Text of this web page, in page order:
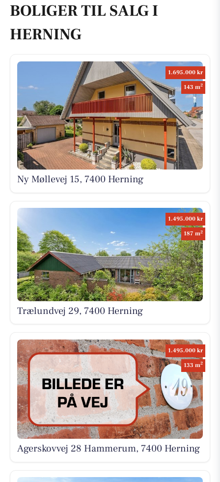
BOLIGER TIL SALG I
HERNING
1.695.000 kr
143 m2
Ny Møllevej 15, 7400 Herning
1.495.000 kr
187 m2
Trælundvej 29, 7400 Herning
1.495.000 kr
133 m2
Agerskovvej 28 Hammerum, 7400 Herning